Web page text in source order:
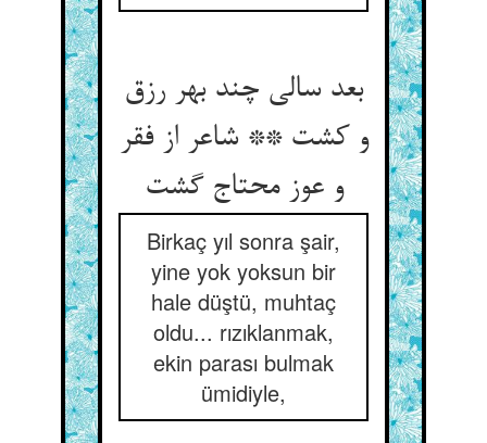
بعد سالی چند بهر رزق
و کشت ** شاعر از فقر
و عوز محتاج گشت
Birkaç yıl sonra şair,
yine yok yoksun bir
hale düştü, muhtaç
oldu... rızıklanmak,
ekin parası bulmak
ümidiyle,